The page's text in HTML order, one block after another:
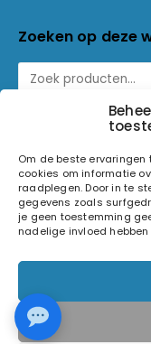
Om de beste
cookies om informatie
raadplegen. Door in te
gegevens zoals
je geen toestemming
nadelige invloed
Zoeken op deze
© 2026 Light and
Volg ons op